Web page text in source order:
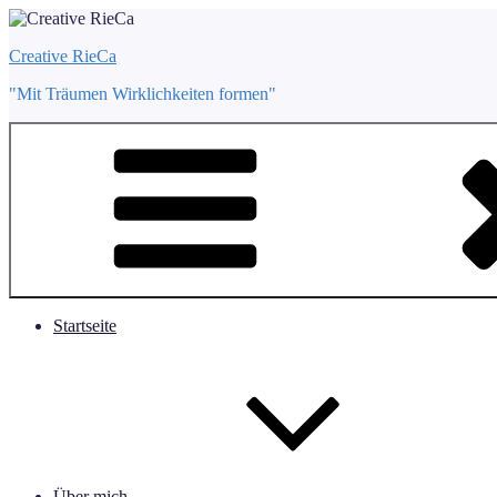
Zum
springen
Creative RieCa
"Mit Träumen Wirklichkeiten formen"
Startseite